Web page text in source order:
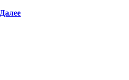
Далее